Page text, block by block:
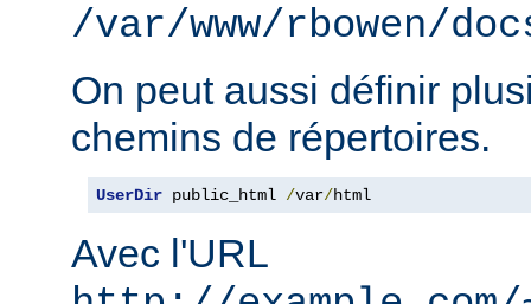
/var/www/rbowen/
On peut aussi définir
chemins de répertoires.
UserDir public_html /var/html
Avec l'URL